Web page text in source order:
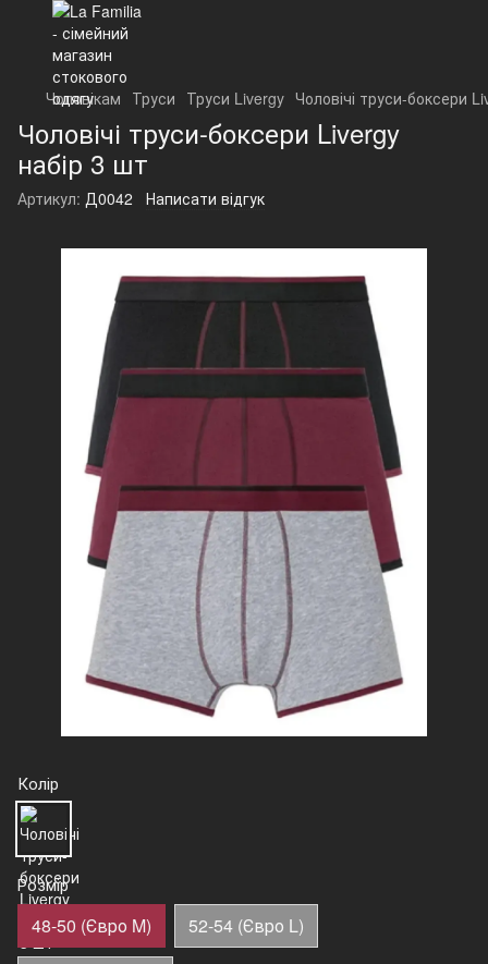
Чоловікам Труси Труси Livergy Чоловічі труси-боксери
Чоловічі труси-боксери Livergy
набір 3 шт
Артикул: Д0042 Написати відгук
Колір
Розмір
48-50 (Євро M) 52-54 (Євро L)